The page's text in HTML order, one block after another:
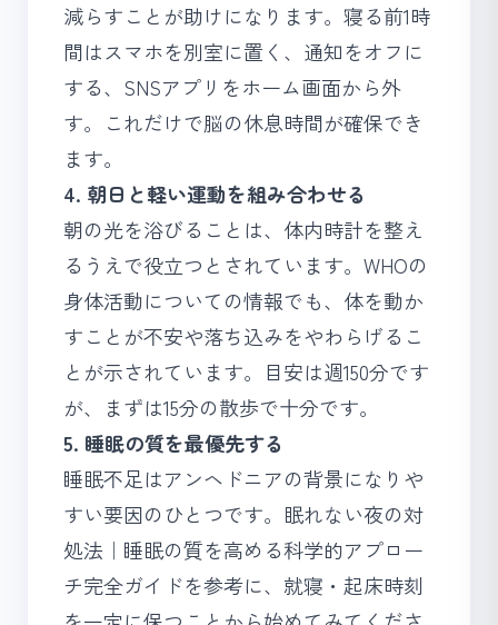
減らすことが助けになります。寝る前1時
間はスマホを別室に置く、通知をオフに
する、SNSアプリをホーム画面から外
す。これだけで脳の休息時間が確保でき
ます。
4. 朝日と軽い運動を組み合わせる
朝の光を浴びることは、体内時計を整え
るうえで役立つとされています。WHOの
身体活動についての情報でも、体を動か
すことが不安や落ち込みをやわらげるこ
とが示されています。目安は週150分です
が、まずは15分の散歩で十分です。
5. 睡眠の質を最優先する
睡眠不足はアンヘドニアの背景になりや
すい要因のひとつです。 眠れない夜の対
処法｜睡眠の質を高める科学的アプロー
チ完全ガイドを参考に、就寝・起床時刻